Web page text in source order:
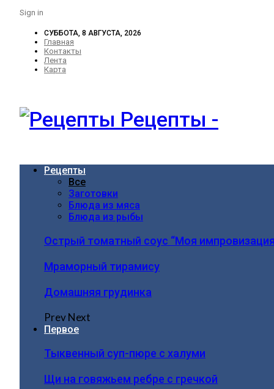
Sign in
СУББОТА, 8 АВГУСТА, 2026
Главная
Контакты
Лента
Карта
Рецепты -
Рецепты
Все
Заготовки
Блюда из мяса
Блюда из рыбы
Острый томатный соус “Моя
Мраморный тирамису
Домашняя грудинка
PrevNext
Первое
Тыквенный суп-пюре с халуми
Щи на говяжьем ребре с гречкой